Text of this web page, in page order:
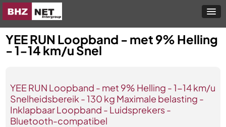
YEE RUN Loopband - met 9% Helling
- 1-14 km/u Snel
YEE RUN Loopband - met 9% Helling - 1-14 km/u
Snelheidsbereik - 130 kg Maximale belasting -
Inklapbaar Loopband - Luidsprekers -
Bluetooth-compatibel